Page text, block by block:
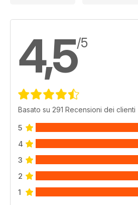
4,5/5
Basato su 291 Recensioni dei clienti
5
4
3
2
1